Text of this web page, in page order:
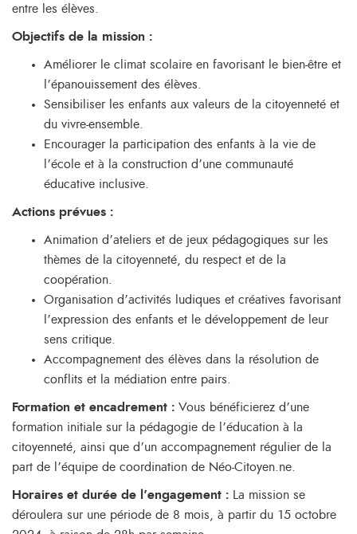
entre les élèves.
Objectifs de la mission :
Améliorer le climat scolaire en favorisant le bien-être et
l’épanouissement des élèves.
Sensibiliser les enfants aux valeurs de la citoyenneté et
du vivre-ensemble.
Encourager la participation des enfants à la vie de
l’école et à la construction d’une communauté
éducative inclusive.
Actions prévues :
Animation d’ateliers et de jeux pédagogiques sur les
thèmes de la citoyenneté, du respect et de la
coopération.
Organisation d’activités ludiques et créatives favorisant
l’expression des enfants et le développement de leur
sens critique.
Accompagnement des élèves dans la résolution de
conflits et la médiation entre pairs.
Formation et encadrement : Vous bénéficierez d’une
formation initiale sur la pédagogie de l’éducation à la
citoyenneté, ainsi que d’un accompagnement régulier de la
part de l’équipe de coordination de Néo-Citoyen.ne.
Horaires et durée de l’engagement : La mission se
déroulera sur une période de 8 mois, à partir du 15 octobre